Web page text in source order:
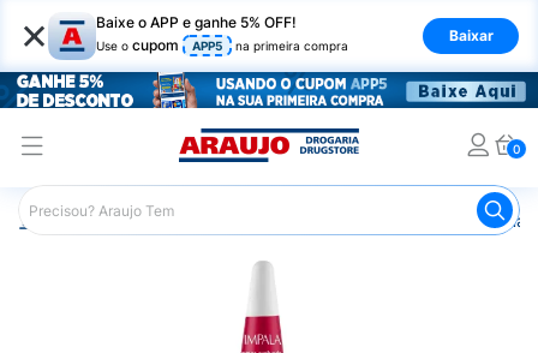
× Baixe o APP e ganhe 5% OFF!
Use o cupom APP5 na primeira compra
Baixar
0
Araujo Beleza e Cuidados